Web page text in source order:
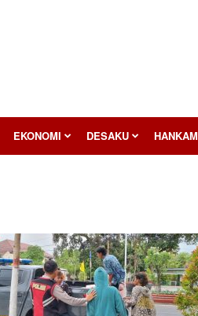
EKONOMI DESAKU HANKAM